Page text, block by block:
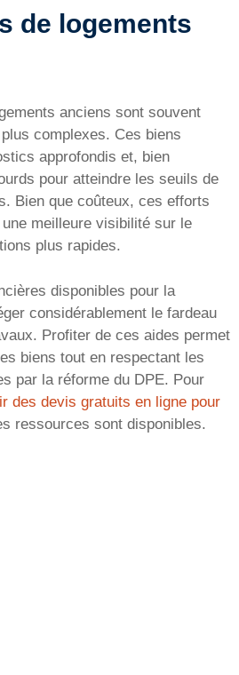
de logements
anciens sont souvent
complexes. Ces biens
approfondis et, bien
pour atteindre les seuils de
Bien que coûteux, ces efforts
meilleure visibilité sur le
plus rapides.
disponibles pour la
considérablement le fardeau
Profiter de ces aides permet
biens tout en respectant les
par la réforme du DPE. Pour
des devis gratuits en ligne pour
ressources sont disponibles.